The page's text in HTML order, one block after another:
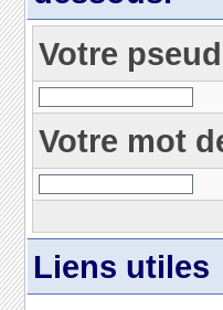
Votre
Votre mot
Liens utiles